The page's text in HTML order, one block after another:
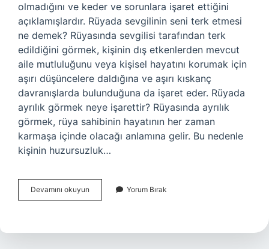
olmadığını ve keder ve sorunlara işaret ettiğini
açıklamışlardır. Rüyada sevgilinin seni terk etmesi
ne demek? Rüyasında sevgilisi tarafından terk
edildiğini görmek, kişinin dış etkenlerden mevcut
aile mutluluğunu veya kişisel hayatını korumak için
aşırı düşüncelere daldığına ve aşırı kıskanç
davranışlarda bulunduğuna da işaret eder. Rüyada
ayrılık görmek neye işarettir? Rüyasında ayrılık
görmek, rüya sahibinin hayatının her zaman
karmaşa içinde olacağı anlamına gelir. Bu nedenle
kişinin huzursuzluk…
Devamını okuyun
Sevdiğini
Anlama
Yorum Bırak